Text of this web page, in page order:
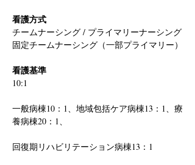
看護方式
チームナーシング / プライマリーナーシング
固定チームナーシング（一部プライマリー）
看護基準
10:1
一般病棟10：1、地域包括ケア病棟13：1、療
養病棟20：1、
回復期リハビリテーション病棟13：1